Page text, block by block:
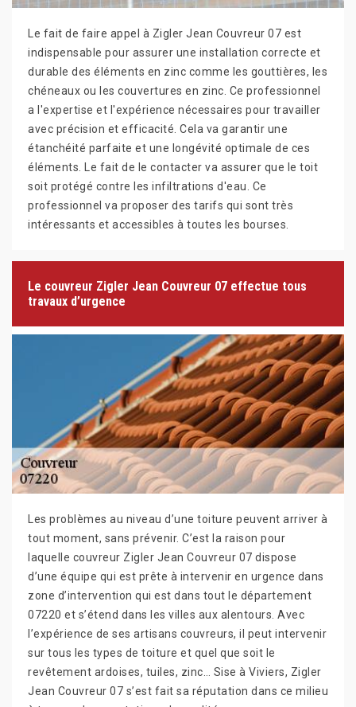
Le fait de faire appel à Zigler Jean Couvreur 07 est
indispensable pour assurer une installation correcte et
durable des éléments en zinc comme les gouttières, les
chéneaux ou les couvertures en zinc. Ce professionnel
a l'expertise et l'expérience nécessaires pour travailler
avec précision et efficacité. Cela va garantir une
étanchéité parfaite et une longévité optimale de ces
éléments. Le fait de le contacter va assurer que le toit
soit protégé contre les infiltrations d'eau. Ce
professionnel va proposer des tarifs qui sont très
intéressants et accessibles à toutes les bourses.
Le couvreur Zigler Jean Couvreur 07 effectue tous
travaux d’urgence
Les problèmes au niveau d’une toiture peuvent arriver à
tout moment, sans prévenir. C’est la raison pour
laquelle couvreur Zigler Jean Couvreur 07 dispose
d’une équipe qui est prête à intervenir en urgence dans
zone d’intervention qui est dans tout le département
07220 et s’étend dans les villes aux alentours. Avec
l’expérience de ses artisans couvreurs, il peut intervenir
sur tous les types de toiture et quel que soit le
revêtement ardoises, tuiles, zinc… Sise à Viviers, Zigler
Jean Couvreur 07 s’est fait sa réputation dans ce milieu